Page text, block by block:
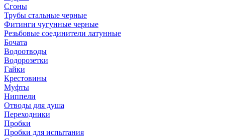
Сгоны
Трубы стальные черные
Фитинги чугунные черные
Резьбовые соединители латунные
Бочата
Водоотводы
Водорозетки
Гайки
Крестовины
Муфты
Ниппели
Отводы для душа
Переходники
Пробки
Пробки для испытания